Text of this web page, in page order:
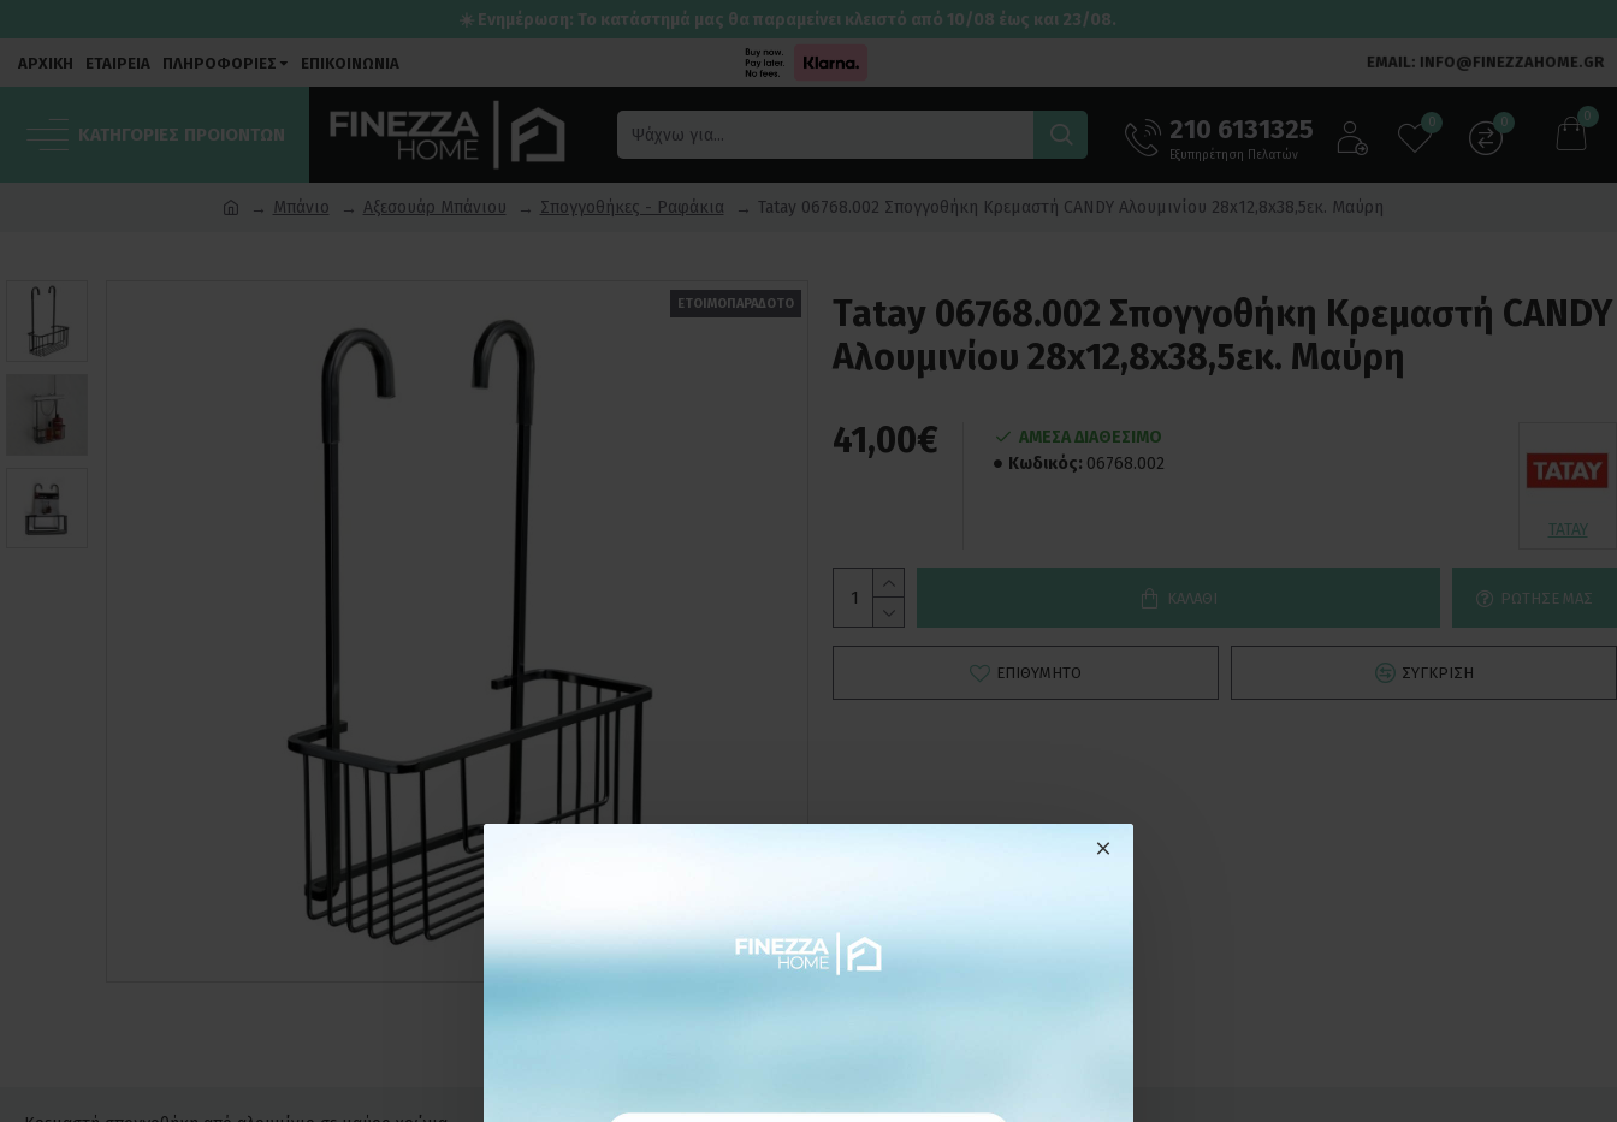
☀️ Ενημέρωση: Το κατάστημά μας θα παραμείνει κλειστό από 10/08 έως και 23/08.
ΑΡΧΙΚΗ ΕΤΑΙΡΕΙΑ ΠΛΗΡΟΦΟΡΙΕΣ ΕΠΙΚΟΙΝΩΝΙΑ EMAIL: INFO@FINEZZAHOME.GR
ΚΑΤΗΓΟΡΙΕΣ ΠΡΟΙΟΝΤΩΝ 210 6131325
Εξυπηρέτηση Πελατών
0 0 0
Μπάνιο Αξεσουάρ Μπάνιου Σπογγοθήκες - Ραφάκια Tatay 06768.002 Σπογγοθήκη Κρεμαστή CANDY Αλουμινίου 28x12,8x38,5εκ. Μαύρη
ΕΤΟΙΜΟΠΑΡΑΔΟΤΟ
Tatay 06768.002 Σπογγοθήκη Κρεμαστή CANDY
Αλουμινίου 28x12,8x38,5εκ. Μαύρη
41,00€
ΑΜΕΣΑ ΔΙΑΘΕΣΙΜΟ
Κωδικός: 06768.002
TATAY
ΚΑΛΆΘΙ ΡΏΤΗΣΕ ΜΑΣ
ΕΠΙΘΥΜΗΤΌ ΣΎΓΚΡΙΣΗ